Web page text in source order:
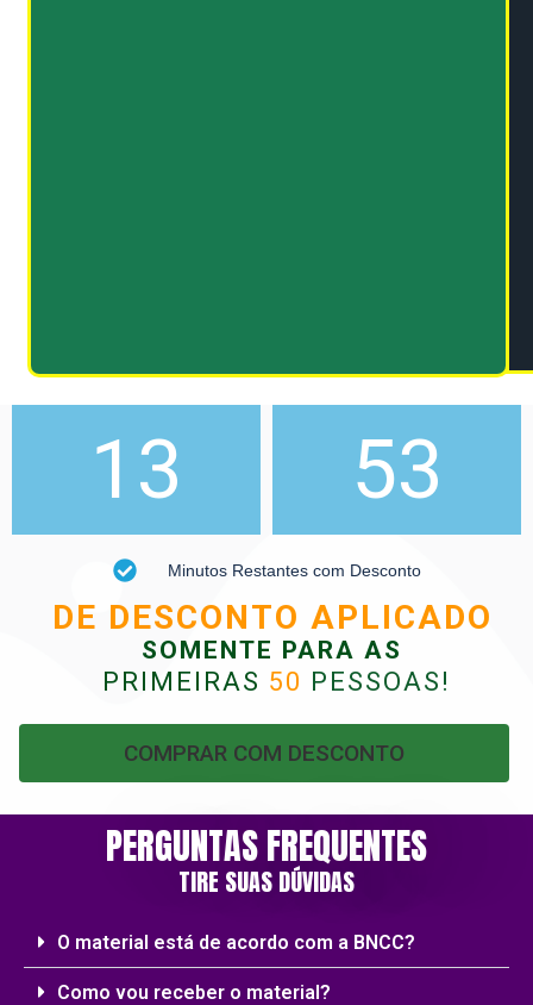
13 52
Minutos Restantes com Desconto
DE DESCONTO APLICADO
SOMENTE PARA AS
PRIMEIRAS 50 PESSOAS !
COMPRAR COM DESCONTO
PERGUNTAS FREQUENTES
TIRE SUAS DÚVIDAS
O material está de acordo com a BNCC?
Como vou receber o material?